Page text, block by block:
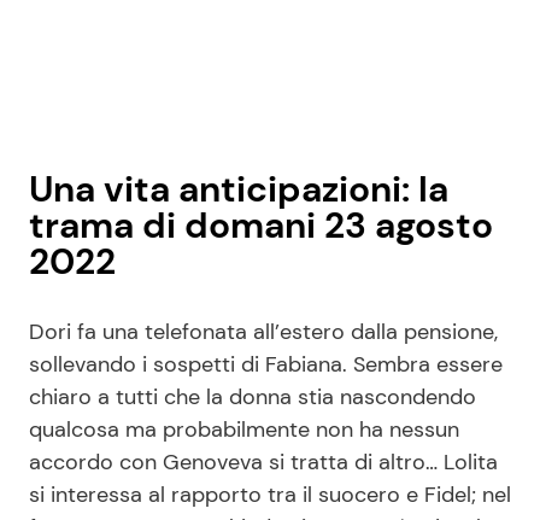
Una vita anticipazioni: la
trama di domani 23 agosto
2022
Dori fa una telefonata all’estero dalla pensione,
sollevando i sospetti di Fabiana. Sembra essere
chiaro a tutti che la donna stia nascondendo
qualcosa ma probabilmente non ha nessun
accordo con Genoveva si tratta di altro… Lolita
si interessa al rapporto tra il suocero e Fidel; nel